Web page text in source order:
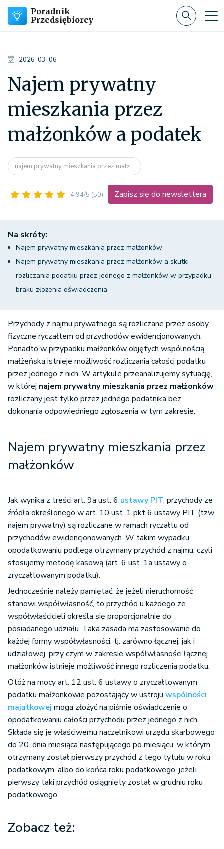
Poradnik
Przedsiębiorcy
2026-03-06
Najem prywatny
mieszkania przez
małżonków a podatek
najem prywatny mieszkania przez małż...
4.94/5 (50) Zapisz się do newslettera
Na skróty:
Najem prywatny mieszkania przez małżonków
Najem prywatny mieszkania przez małżonków a skutki
rozliczania podatku przez jednego z małżonków w przypadku
braku złożenia oświadczenia
Przychody z najmu prywatnego są rozliczane przez osoby
fizyczne ryczałtem od przychodów ewidencjonowanych.
Ponadto w przypadku małżonków objętych wspólnością
małżeńską istnieje możliwość rozliczania całości podatku
przez jednego z nich. W artykule przeanalizujemy sytuację,
w której najem prywatny mieszkania przez małżonków
rozliczany jest tylko przez jednego podatnika bez
dokonania odpowiedniego zgłoszenia w tym zakresie.
Najem prywatny mieszkania przez
małżonków
Jak wynika z treści art. 9a ust. 6 ustawy PIT, przychody ze
źródła określonego w art. 10 ust. 1 pkt 6 ustawy PIT (tzw.
najem prywatny) są rozliczane w ramach ryczałtu od
przychodów ewidencjonowanych. W takim wypadku
opodatkowaniu podlega otrzymany przychód z najmu, czyli
stosujemy metodę kasową (art. 6 ust. 1a ustawy o
zryczałtowanym podatku).
Jednocześnie należy pamiętać, że jeżeli nieruchomość
stanowi współwłasność, to przychód u każdego ze
współwłaścicieli określa się proporcjonalnie do
posiadanego udziału. Taka zasada ma zastosowanie do
każdej formy współwłasności, tj. zarówno łącznej, jak i
udziałowej, przy czym w zakresie współwłasności łącznej
małżonków istnieje możliwość innego rozliczenia podatku.
Otóż na mocy art. 12 ust. 6 ustawy o zryczałtowanym
podatku małżonkowie pozostający w ustroju wspólności
majątkowej mogą złożyć na piśmie oświadczenie o
opodatkowaniu całości przychodu przez jednego z nich.
Składa się je właściwemu naczelnikowi urzędu skarbowego
do 20. dnia miesiąca następującego po miesiącu, w którym
otrzymany został pierwszy przychód z tego tytułu w roku
podatkowym, albo do końca roku podatkowego, jeżeli
pierwszy taki przychód osiągnięty został w grudniu roku
podatkowego.
Zobacz też: